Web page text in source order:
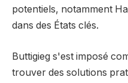
potentiels, notamment
dans des États clés.
Buttigieg s'est imposé
trouver des solutions